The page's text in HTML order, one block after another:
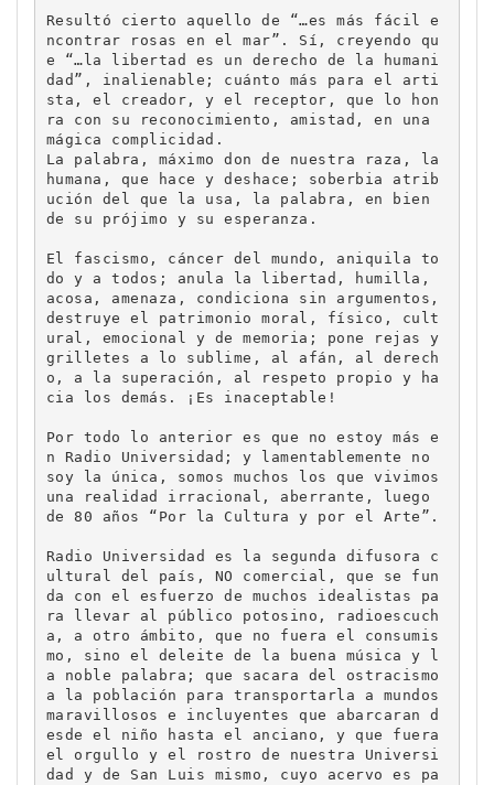
Resultó cierto aquello de “…es más fácil e
ncontrar rosas en el mar”. Sí, creyendo qu
e “…la libertad es un derecho de la humani
dad”, inalienable; cuánto más para el arti
sta, el creador, y el receptor, que lo hon
ra con su reconocimiento, amistad, en una
mágica complicidad.
La palabra, máximo don de nuestra raza, la
humana, que hace y deshace; soberbia atrib
ución del que la usa, la palabra, en bien
de su prójimo y su esperanza.
El fascismo, cáncer del mundo, aniquila to
do y a todos; anula la libertad, humilla,
acosa, amenaza, condiciona sin argumentos,
destruye el patrimonio moral, físico, cult
ural, emocional y de memoria; pone rejas y
grilletes a lo sublime, al afán, al derech
o, a la superación, al respeto propio y ha
cia los demás. ¡Es inaceptable!
Por todo lo anterior es que no estoy más e
n Radio Universidad; y lamentablemente no
soy la única, somos muchos los que vivimos
una realidad irracional, aberrante, luego
de 80 años “Por la Cultura y por el Arte”.
Radio Universidad es la segunda difusora c
ultural del país, NO comercial, que se fun
da con el esfuerzo de muchos idealistas pa
ra llevar al público potosino, radioescuch
a, a otro ámbito, que no fuera el consumis
mo, sino el deleite de la buena música y l
a noble palabra; que sacara del ostracismo
a la población para transportarla a mundos
maravillosos e incluyentes que abarcaran d
esde el niño hasta el anciano, y que fuera
el orgullo y el rostro de nuestra Universi
dad y de San Luis mismo, cuyo acervo es pa